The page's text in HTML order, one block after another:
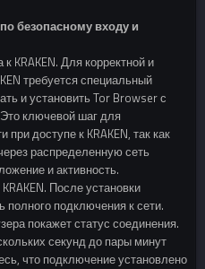
безопасному входу и
KRAKEN. Для корректной и
требуется специальный
и установить Tor Browser с
ключевой шаг для
доступе к KRAKEN, так как
распределенную сеть
и активность.
После установки
подключения к сети.
покажет статус соединения.
секунд до пары минут
что подключение установлено